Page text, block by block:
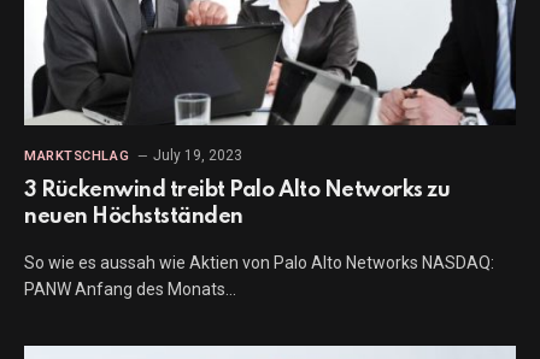
MARKTSCHLAG July 19, 2023
3 Rückenwind treibt Palo Alto Networks zu
neuen Höchstständen
So wie es aussah wie Aktien von Palo Alto Networks NASDAQ:
PANW Anfang des Monats…